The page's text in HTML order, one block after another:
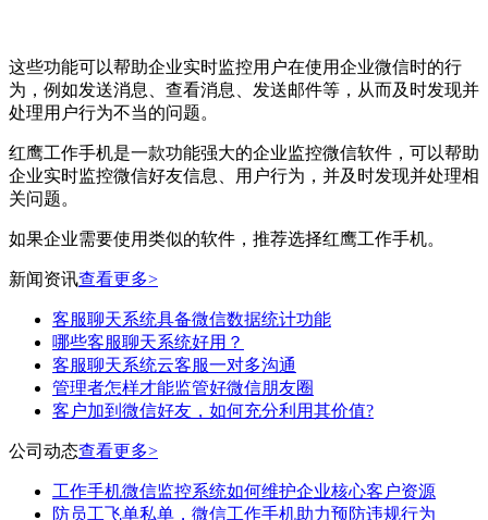
这些功能可以帮助企业实时监控用户在使用企业微信时的行
为，例如发送消息、查看消息、发送邮件等，从而及时发现并
处理用户行为不当的问题。
红鹰工作手机是一款功能强大的企业监控微信软件，可以帮助
企业实时监控微信好友信息、用户行为，并及时发现并处理相
关问题。
如果企业需要使用类似的软件，推荐选择红鹰工作手机。
新闻资讯查看更多>
客服聊天系统具备微信数据统计功能
哪些客服聊天系统好用？
客服聊天系统云客服一对多沟通
管理者怎样才能监管好微信朋友圈
客户加到微信好友，如何充分利用其价值?
公司动态查看更多>
工作手机微信监控系统如何维护企业核心客户资源
防员工飞单私单，微信工作手机助力预防违规行为